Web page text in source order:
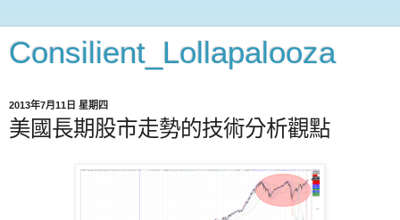
Consilient_Lollapalooza
2013年7月11日 星期四
美國長期股市走勢的技術分析觀點